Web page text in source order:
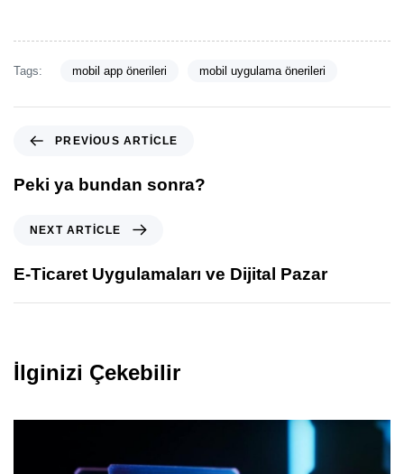
Tags: mobil app önerileri mobil uygulama önerileri
PREVIOUS ARTICLE
Peki ya bundan sonra?
NEXT ARTICLE
E-Ticaret Uygulamaları ve Dijital Pazar
İlginizi Çekebilir